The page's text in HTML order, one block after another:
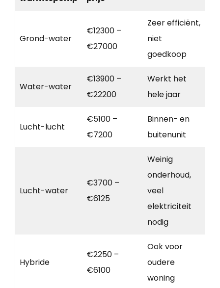
Grond-water
€12300 –
€27000
Zeer efficiënt,
niet
goedkoop
Water-water
€13900 –
€22200
Werkt het
hele jaar
Lucht-lucht
€5100 –
€7200
Binnen- en
buitenunit
Lucht-water
€3700 –
€6125
Weinig
onderhoud,
veel
elektriciteit
nodig
Hybride
€2250 –
€6100
Ook voor
oudere
woning